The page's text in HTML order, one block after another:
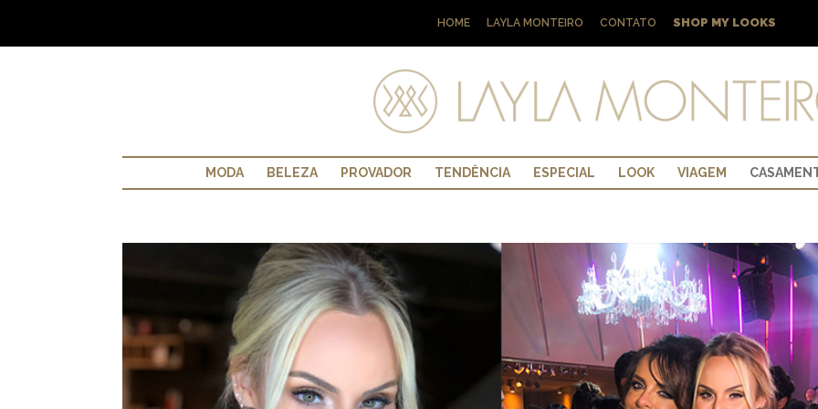
HOME LAYLA MONTEIRO CONTATO SHOP MY LOOKS
MODA BELEZA PROVADOR TENDÊNCIA ESPECIAL LOOK VIAGEM